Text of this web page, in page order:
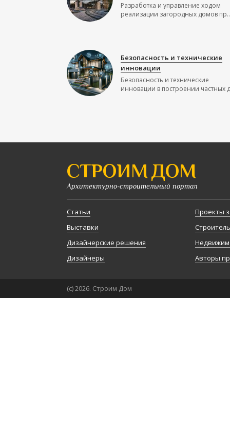
Разработка и управление ходом
реализации загородных домов
Безопасность и технические
инновации
Безопасность и технические
инновации в построении частных
СТРОИМ ДОМ
Архитектурно-строительный портал
Статьи
Выставки
Дизайнерские решения
Дизайнеры
Проекты
Авторы
(с) 2026. Строим Дом